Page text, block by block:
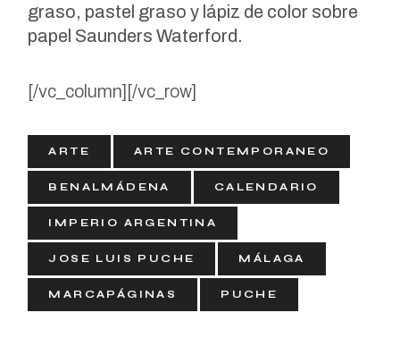
graso, pastel graso y lápiz de color sobre
papel Saunders Waterford.
[/vc_column][/vc_row]
ARTE ARTE CONTEMPORANEO
BENALMÁDENA CALENDARIO
IMPERIO ARGENTINA
JOSE LUIS PUCHE MÁLAGA
MARCAPÁGINAS PUCHE